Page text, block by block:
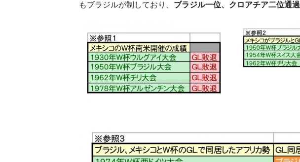
もブラジルが制しており、 ブラジル一位、クロアチア二位通過